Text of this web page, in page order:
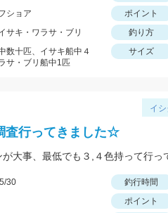
ショア
ポイント
サキ・ワラサ・ブリ 釣り方
数十匹、イサキ船中４
サ・ブリ船中1匹
サイズ
イ
査行ってきました☆
30 釣行時間
ポイント